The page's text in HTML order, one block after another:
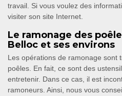
travail. Si vous voulez des
visiter son site Internet.
Le ramonage des
Belloc et ses environs
Les opérations de ramonage sont
poêles. En fait, ce sont des
entretenir. Dans ce cas, il est
ramoneurs. Ainsi, nous vous